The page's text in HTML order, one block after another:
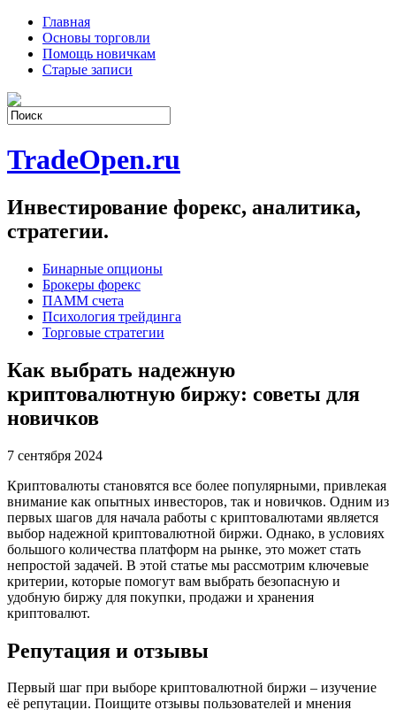
Главная
Основы торговли
Помощь новичкам
Старые записи
TradeOpen.ru
Инвестирование форекс, аналитика,
стратегии.
Бинарные опционы
Брокеры форекс
ПАММ счета
Психология трейдинга
Торговые стратегии
Как выбрать надежную
криптовалютную биржу: советы для
новичков
7 сентября 2024
Криптовалюты становятся все более популярными, привлекая
внимание как опытных инвесторов, так и новичков. Одним из
первых шагов для начала работы с криптовалютами является
выбор надежной криптовалютной биржи. Однако, в условиях
большого количества платформ на рынке, это может стать
непростой задачей. В этой статье мы рассмотрим ключевые
критерии, которые помогут вам выбрать безопасную и
удобную биржу для покупки, продажи и хранения
криптовалют.
Репутация и отзывы
Первый шаг при выборе криптовалютной биржи – изучение
её репутации. Поищите отзывы пользователей и мнения